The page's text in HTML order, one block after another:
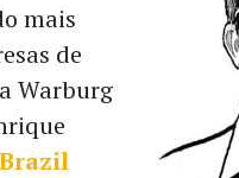
mais
de
Warburg
Brazil